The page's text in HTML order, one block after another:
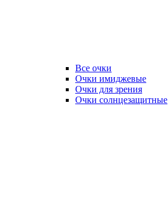
Все очки
Очки имиджевые
Очки для зрения
Очки солнцезащитные